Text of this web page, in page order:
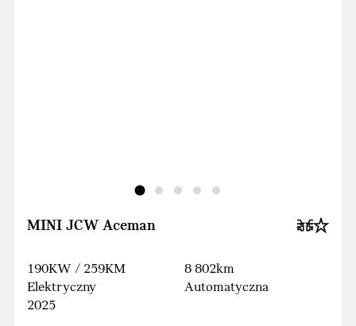
MINI JCW Aceman
190KW / 259KM
Elektryczny
2025
8 802km
Automatyczna